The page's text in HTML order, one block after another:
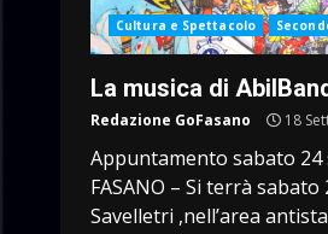
Cultura e Spettacolo
La musica di
Redazione GoFasano 18
Appuntamento sabato
FASANO – Si terrà
Savelletri ,nell’area